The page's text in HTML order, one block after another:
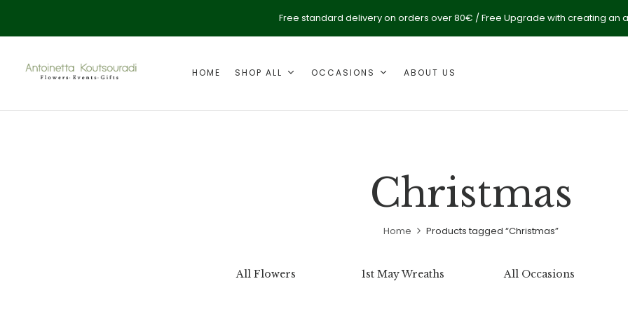
Free standard delivery on orders over 80€ / Free Upgrade with creating an
HOME SHOP ALL OCCASIONS ABOUT US
Christmas
Home Products tagged “Christmas”
All Flowers 1st May Wreaths All Occasions